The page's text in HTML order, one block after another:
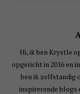
Hi, ik ben Krystle
opgericht in 2016 en
ben ik zelfstandig
inspirerende blogs